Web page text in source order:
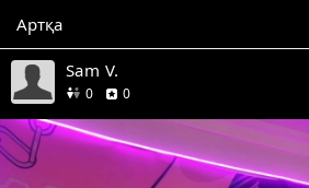
Артқа
Sam V.
0дос 0пікір